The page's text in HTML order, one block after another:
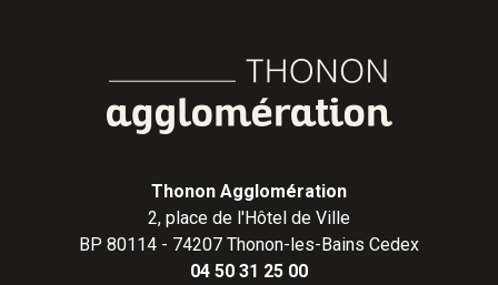
Thonon Agglomération
2, place de l'Hôtel de Ville
BP 80114 - 74207 Thonon-les-Bains Cedex
04 50 31 25 00